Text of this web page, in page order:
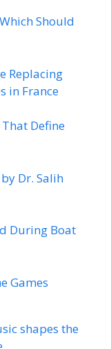
Should
Replacing
in France
Define
Dr. Salih
During Boat
Games
shapes the